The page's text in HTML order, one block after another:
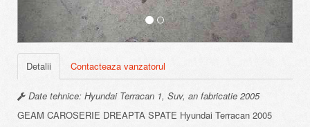
Detalii Contacteaza vanzatorul
Date tehnice: Hyundai Terracan 1, Suv, an fabricatie 2005
GEAM CAROSERIE DREAPTA SPATE Hyundai Terracan 2005